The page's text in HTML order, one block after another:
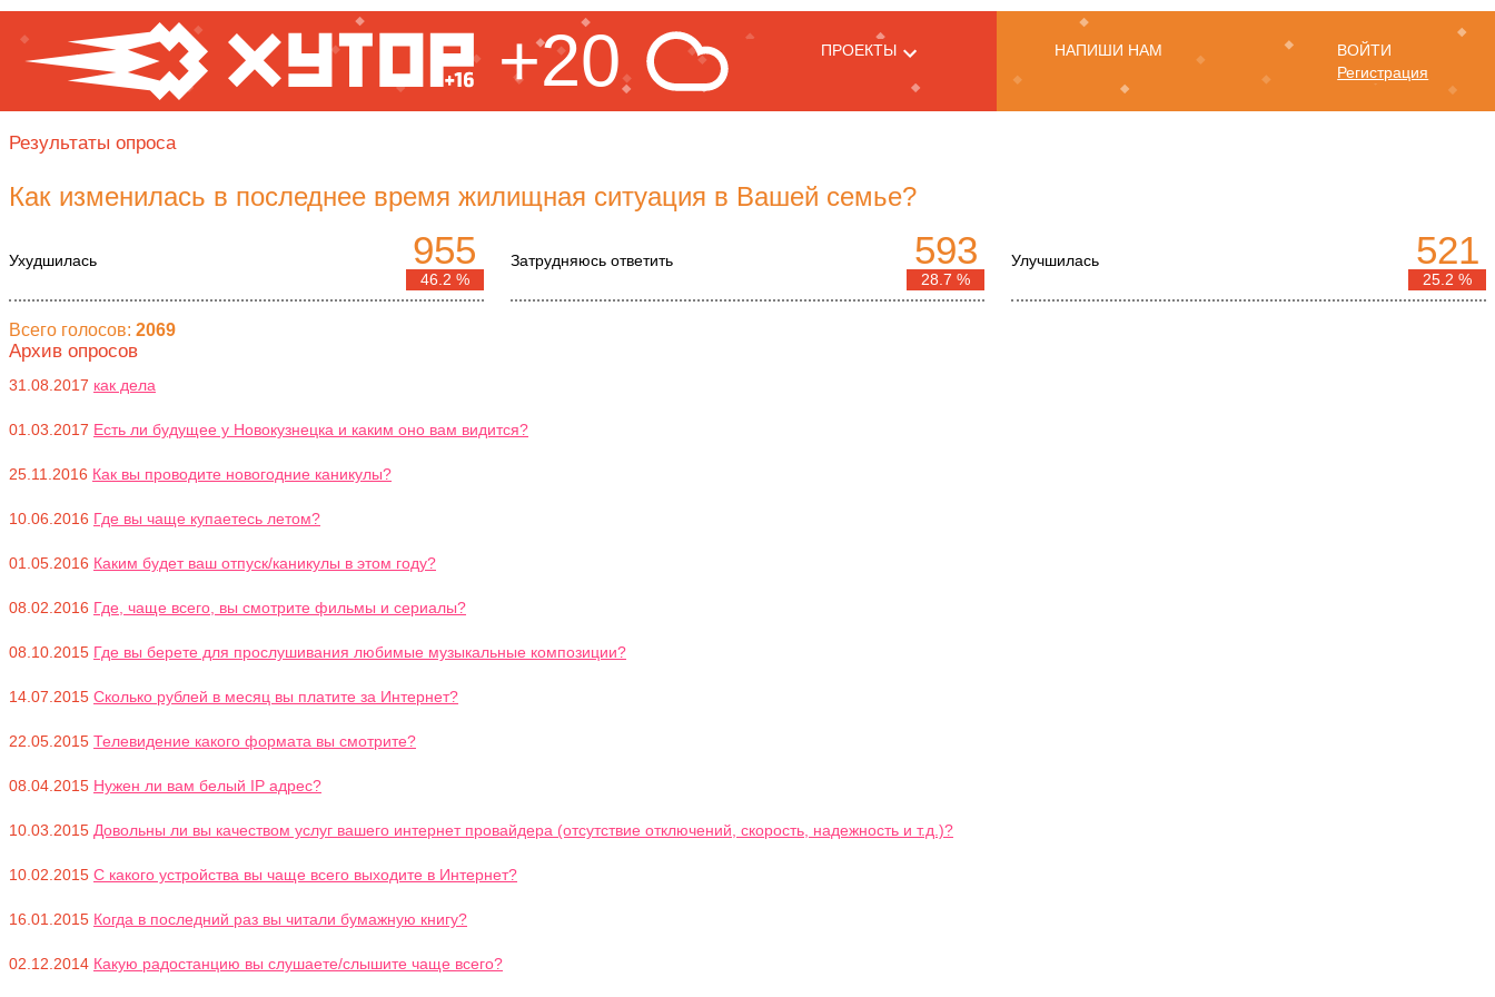
+20 ПРОЕКТЫ НАПИШИ НАМ
ВОЙТИ
Регистрация
Результаты опроса
Как изменилась в последнее время жилищная ситуация в Вашей семье?
Ухудшилась 955
46.2 %
Затрудняюсь ответить 593
28.7 %
Улучшилась 521
25.2 %
Всего голосов: 2069
Архив опросов
31.08.2017 как дела
01.03.2017 Есть ли будущее у Новокузнецка и каким оно вам видится?
25.11.2016 Как вы проводите новогодние каникулы?
10.06.2016 Где вы чаще купаетесь летом?
01.05.2016 Каким будет ваш отпуск/каникулы в этом году?
08.02.2016 Где, чаще всего, вы смотрите фильмы и сериалы?
08.10.2015 Где вы берете для прослушивания любимые музыкальные композиции?
14.07.2015 Сколько рублей в месяц вы платите за Интернет?
22.05.2015 Телевидение какого формата вы смотрите?
08.04.2015 Нужен ли вам белый IP адрес?
10.03.2015 Довольны ли вы качеством услуг вашего интернет провайдера (отсутствие отключений, скорость, надежность и т.д.)?
10.02.2015 С какого устройства вы чаще всего выходите в Интернет?
16.01.2015 Когда в последний раз вы читали бумажную книгу?
02.12.2014 Какую радостанцию вы слушаете/слышите чаще всего?